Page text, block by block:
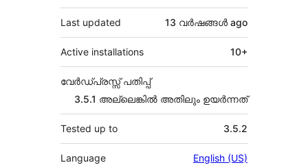
Last updated 13 വര്‍ഷങ്ങള്‍ ago
Active installations 10+
വേർഡ്പ്രസ്സ് പതിപ്പ്
3.5.1 അല്ലെങ്കില്‍ അതിലും ഉയര്‍ന്നത്
Tested up to 3.5.2
Language English (US)